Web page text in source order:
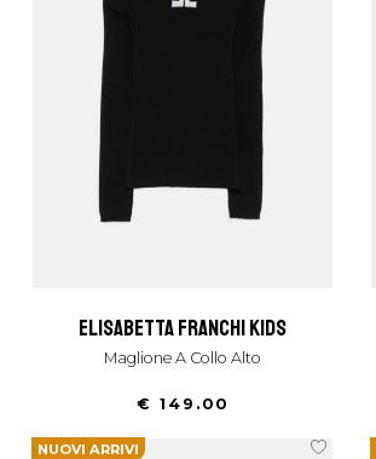
elisabetta franchi kids
Maglione A Collo Alto
€ 149.00
NUOVI ARRIVI